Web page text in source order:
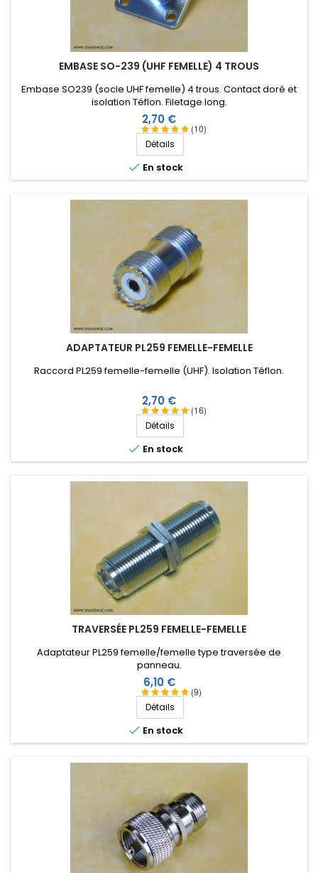
EMBASE SO-239 (UHF FEMELLE) 4 TROUS
(10)
Embase SO239 (socle UHF femelle) 4 trous. Contact doré et
isolation Téflon. Filetage long.
Prix
2,70 €
Détails
 En stock
ADAPTATEUR PL259 FEMELLE-FEMELLE
(16)
Raccord PL259 femelle-femelle (UHF). Isolation Téflon.
Prix
2,70 €
Détails
 En stock
TRAVERSÉE PL259 FEMELLE-FEMELLE
(9)
Adaptateur PL259 femelle/femelle type traversée de
panneau.
Prix
6,10 €
Détails
 En stock